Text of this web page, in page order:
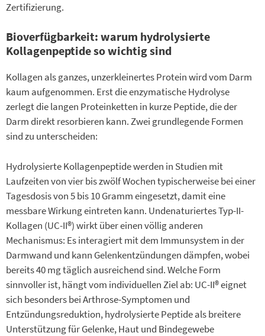
Zertifizierung.
Bioverfügbarkeit: warum hydrolysierte
Kollagenpeptide so wichtig sind
Kollagen als ganzes, unzerkleinertes Protein wird vom Darm
kaum aufgenommen. Erst die enzymatische Hydrolyse
zerlegt die langen Proteinketten in kurze Peptide, die der
Darm direkt resorbieren kann. Zwei grundlegende Formen
sind zu unterscheiden:
Hydrolysierte Kollagenpeptide werden in Studien mit
Laufzeiten von vier bis zwölf Wochen typischerweise bei einer
Tagesdosis von 5 bis 10 Gramm eingesetzt, damit eine
messbare Wirkung eintreten kann. Undenaturiertes Typ-II-
Kollagen (UC-II®) wirkt über einen völlig anderen
Mechanismus: Es interagiert mit dem Immunsystem in der
Darmwand und kann Gelenkentzündungen dämpfen, wobei
bereits 40 mg täglich ausreichend sind. Welche Form
sinnvoller ist, hängt vom individuellen Ziel ab: UC-II® eignet
sich besonders bei Arthrose-Symptomen und
Entzündungsreduktion, hydrolysierte Peptide als breitere
Unterstützung für Gelenke, Haut und Bindegewebe